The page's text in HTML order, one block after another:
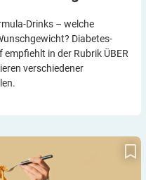
Drinks – welche
Diabetes-
in der Rubrik ÜBER
verschiedener